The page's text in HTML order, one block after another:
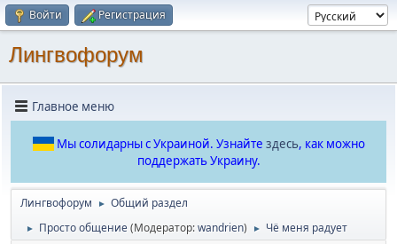
Войти Регистрация
Лингвофорум
Главное меню
Мы солидарны с Украиной. Узнайте здесь, как можно
поддержать Украину.
Лингвофорум ► Общий раздел
► Просто общение(Модератор:wandrien) ► Чё меня радует